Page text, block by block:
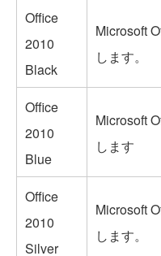
Office
2010
Black
Microsoft
します。
Office
2010
Blue
Microsoft
します
Office
2010
Silver
Microsoft
します。